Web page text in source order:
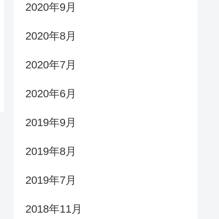
2020年9月
2020年8月
2020年7月
2020年6月
2019年9月
2019年8月
2019年7月
2018年11月